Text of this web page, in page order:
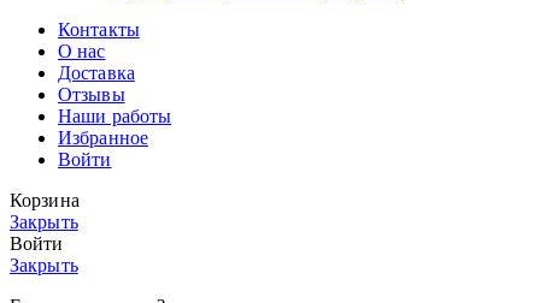
Контакты
О нас
Доставка
Отзывы
Наши работы
Избранное
Войти
Корзина
Закрыть
Войти
Закрыть